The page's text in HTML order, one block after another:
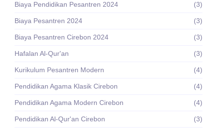
Biaya Pendidikan Pesantren 2024 (3)
Biaya Pesantren 2024 (3)
Biaya Pesantren Cirebon 2024 (3)
Hafalan Al-Qur'an (3)
Kurikulum Pesantren Modern (4)
Pendidikan Agama Klasik Cirebon (4)
Pendidikan Agama Modern Cirebon (4)
Pendidikan Al-Qur'an Cirebon (3)